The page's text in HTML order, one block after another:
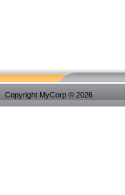
Copyright MyCorp © 2026